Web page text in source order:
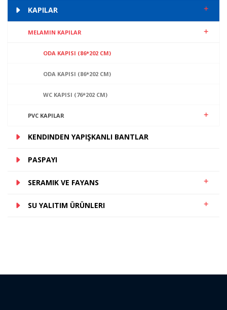
KAPILAR
MELAMIN KAPILAR
ODA KAPISI (86*202 CM)
ODA KAPISI (86*202 CM)
WC KAPISI (76*202 CM)
PVC KAPILAR
KENDINDEN YAPIŞKANLI BANTLAR
PASPAYI
SERAMIK VE FAYANS
SU YALITIM ÜRÜNLERI